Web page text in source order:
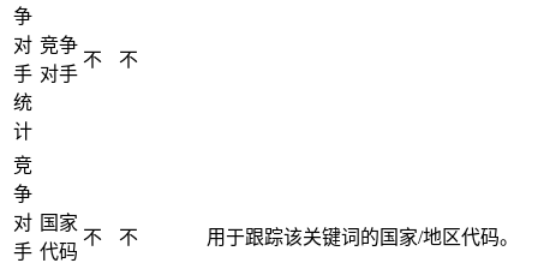
争
对
手
统
计
竞争
对手
不 不
竞
争
对
手
国家
代码
不 不 用于跟踪该关键词的国家/地区代码。